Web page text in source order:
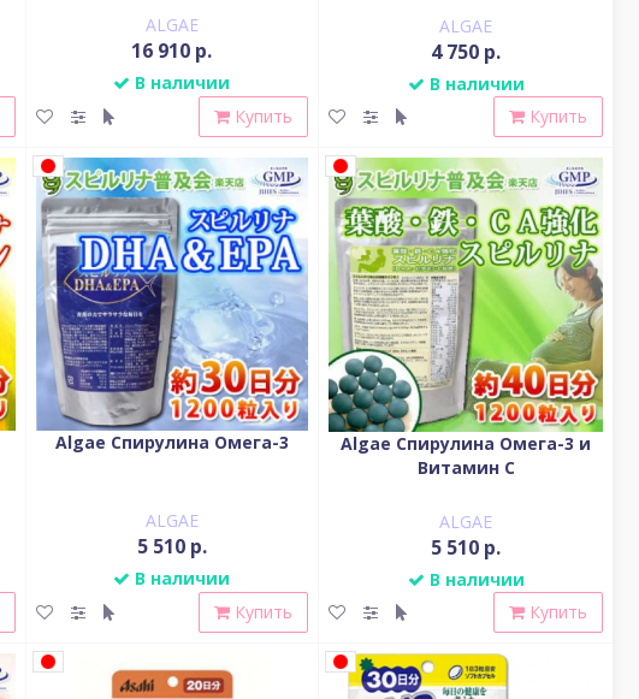
ALGAE
16 910 р.
В наличии
Купить
ALGAE
4 750 р.
В наличии
Купить
Algae Спирулина Омега-3
ALGAE
5 510 р.
В наличии
Купить
Algae Спирулина Омега-3 и
Витамин С
ALGAE
5 510 р.
В наличии
Купить